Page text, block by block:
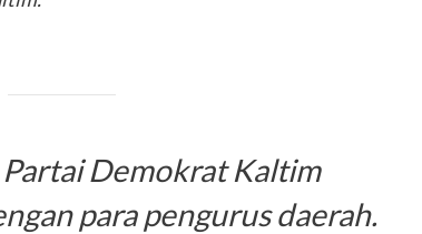
Demokrat Kaltim
para pengurus daerah.